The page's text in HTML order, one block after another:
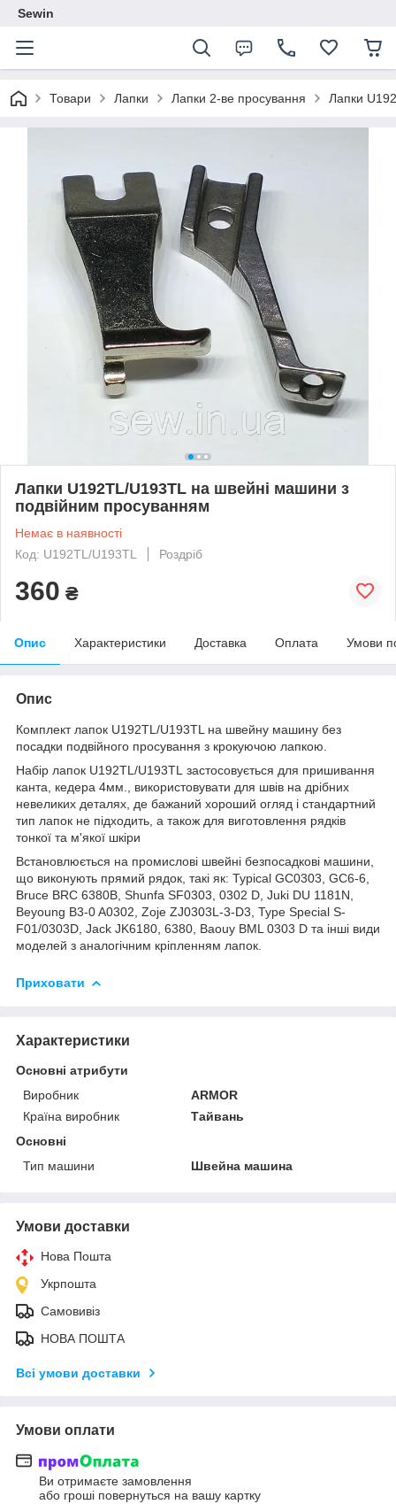
Sewin
Товари Лапки Лапки 2-ве просування Лапки
Лапки U192TL/U193TL на швейні машини з
подвійним просуванням
Немає в наявності
Код: U192TL/U193TL
Роздріб
360 ₴
Опис Характеристики Доставка Оплата Умови
Опис
Комплект лапок U192TL/U193TL на швейну машину без
посадки подвійного просування з крокуючою лапкою.
Набір лапок U192TL/U193TL застосовується для пришивання
канта, кедера 4мм., використовувати для швів на дрібних
невеликих деталях, де бажаний хороший огляд і стандартний
тип лапок не підходить, а також для виготовлення рядків
тонкої та м'якої шкіри
Встановлюється на промислові швейні безпосадкові машини,
що виконують прямий рядок, такі як: Typical GC0303, GC6-6,
Bruce BRC 6380B, Shunfa SF0303, 0302 D, Juki DU 1181N,
Beyoung B3-0 A0302, Zoje ZJ0303L-3-D3, Type Special S-
F01/0303D, Jack JK6180, 6380, Baouy BML 0303 D та інші види
моделей з аналогічним кріпленням лапок.
Приховати
Характеристики
Основні атрибути
Виробник
ARMOR
Країна виробник
Тайвань
Основні
Тип машини
Швейна машина
Умови доставки
Нова Пошта
Укрпошта
Самовивіз
НОВА ПОШТА
Всі умови доставки
Умови оплати
Ви отримаєте замовлення
або гроші повернуться на вашу картку